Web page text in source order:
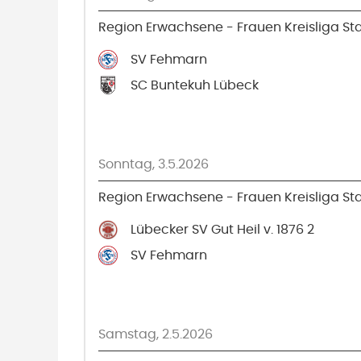
Region Erwachsene - Frauen Kreisliga
SV Fehmarn
SC Buntekuh Lübeck
Sonntag, 3.5.2026
Region Erwachsene - Frauen Kreisliga
Lübecker SV Gut Heil v. 1876 2
SV Fehmarn
Samstag, 2.5.2026